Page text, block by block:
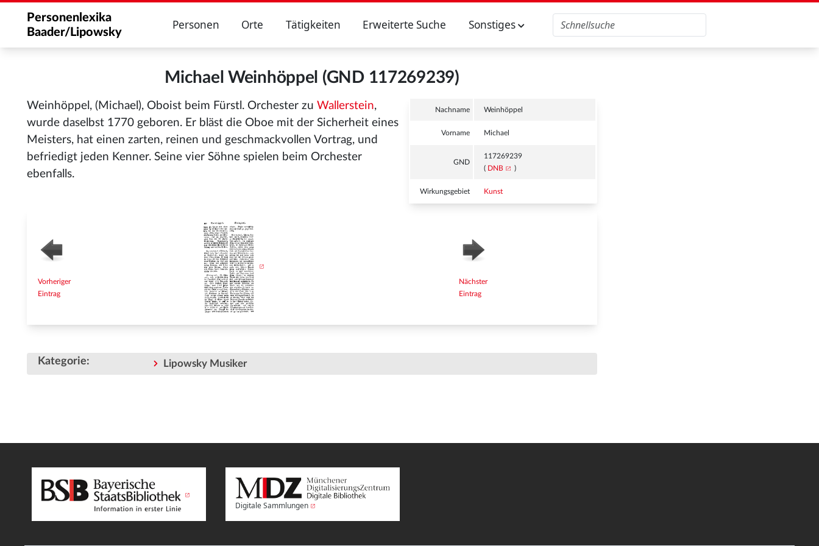
Personenlexika
Baader/Lipowsky
Personen Orte Tätigkeiten Erweiterte Suche Sonstiges
Michael Weinhöppel (GND 117269239)
Nachname Weinhöppel
Vorname Michael
GND
117269239
( DNB )
Wirkungsgebiet Kunst
Weinhöppel, (Michael), Oboist beim Fürstl. Orchester zu Wallerstein,
wurde daselbst 1770 geboren. Er bläst die Oboe mit der Sicherheit eines
Meisters, hat einen zarten, reinen und geschmackvollen Vortrag, und
befriedigt jeden Kenner. Seine vier Söhne spielen beim Orchester
ebenfalls.
Vorheriger
Eintrag
Nächster
Eintrag
Kategorie: Lipowsky Musiker
Digitale Sammlungen